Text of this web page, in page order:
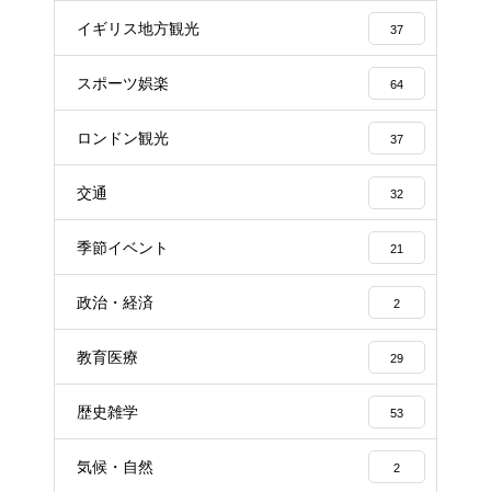
イギリス地方観光 37
スポーツ娯楽 64
ロンドン観光 37
交通 32
季節イベント 21
政治・経済 2
教育医療 29
歴史雑学 53
気候・自然 2